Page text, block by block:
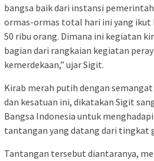
bangsa baik dari instansi
ormas-ormas total hari ini yang ikut
50 ribu orang. Dimana ini kegiatan
bagian dari rangkaian kegiatan
kemerdekaan,” ujar Sigit.
Kirab merah putih dengan
dan kesatuan ini, dikatakan Sigit
Bangsa Indonesia untuk
tantangan yang datang dari tingkat
Tantangan tersebut diantaranya,